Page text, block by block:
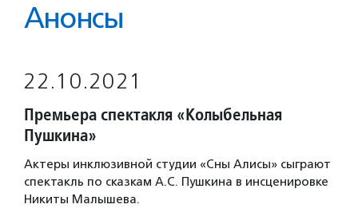
Анонсы
22.10.2021
Премьера спектакля «Колыбельная
Пушкина»
Актеры инклюзивной студии «Сны Алисы» сыграют
спектакль по сказкам А.С. Пушкина в инсценировке
Никиты Малышева.